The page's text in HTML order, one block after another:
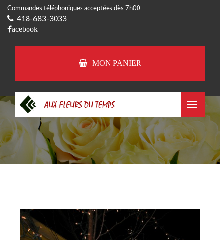
Commandes téléphoniques acceptées dès 7h00
418-683-3033
acebook
MON PANIER
Toggle